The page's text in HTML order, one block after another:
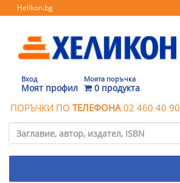
Helikon.bg
Вход
Моят профил
Моята поръчка
0 продукта
ПОРЪЧКИ ПО ТЕЛЕФОНА 02 460 40 90